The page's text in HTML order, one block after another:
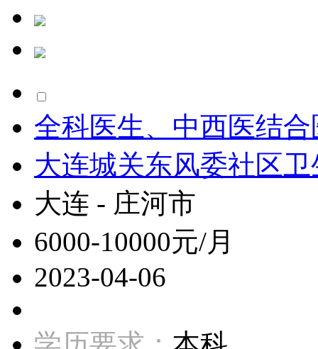
全科医生、中西医结合
大连城关东风委社区
大连 - 庄河市
6000-10000元/月
2023-04-06